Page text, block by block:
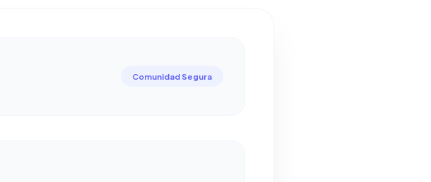
Comunidad Segura